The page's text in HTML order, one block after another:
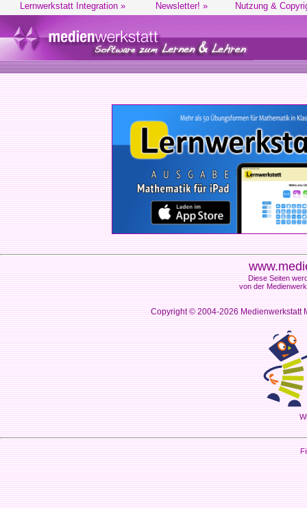
Lernwerkstatt Integration » Newsletter! » Nutzung &
Diese Seiten
von der
Copyright © 2004-2026Medienwerkstatt